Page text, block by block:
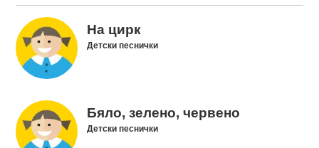
На цирк
Детски песнички
Бяло, зелено, червено
Детски песнички